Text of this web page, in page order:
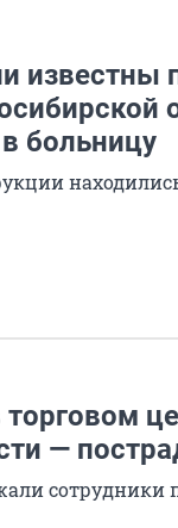
известны
больницу
—
сотрудники